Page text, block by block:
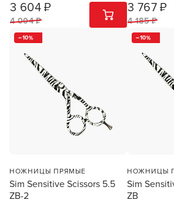
3 604 ₽
4 004 ₽
1 ШТ 3 767 ₽
4 185 ₽
10
НОЖНИЦЫ ПРЯМЫЕ
Sim Sensitive Scissors 5.5
ZB-2
10
НОЖНИЦЫ
Sim
ZB
Заяц–робот
В новом приложении RedHare
смотреть товары и оформлять
намного быстрее!